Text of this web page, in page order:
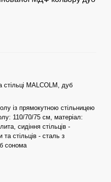
стільці MALCOLM, дуб
із прямокутною стільницею
110/70/75 см, матеріал:
сидіння стільців -
стільців - сталь з
сонома